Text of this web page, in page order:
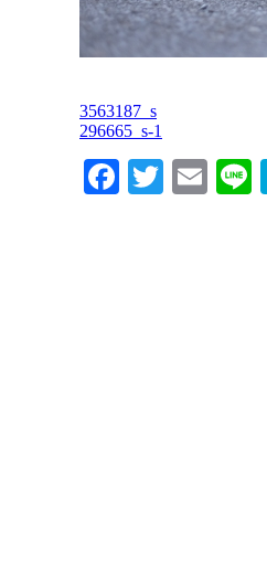
3563187_s
296665_s-1
Facebook
Twitter